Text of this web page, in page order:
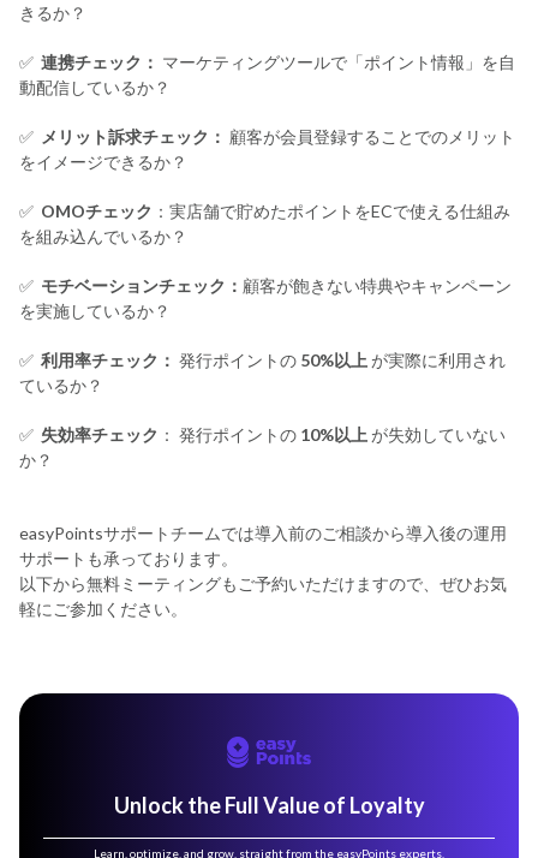
きるか？
✅ 連携チェック： マーケティングツールで「ポイント情報」を自
動配信しているか？
✅ メリット訴求チェック： 顧客が会員登録することでのメリット
をイメージできるか？
✅ OMOチェック ：実店舗で貯めたポイントをECで使える仕組み
を組み込んでいるか？
✅ モチベーションチェック： 顧客が飽きない特典やキャンペーン
を実施しているか？
✅ 利用率チェック： 発行ポイントの 50%以上 が実際に利用され
ているか？
✅ 失効率チェック ： 発行ポイントの 10%以上 が失効していない
か？
easyPointsサポートチームでは導入前のご相談から導入後の運用
サポートも承っております。
以下から無料ミーティングもご予約いただけますので、ぜひお気
軽にご参加ください。
Unlock the Full Value of Loyalty
Learn, optimize, and grow, straight from the easyPoints experts.